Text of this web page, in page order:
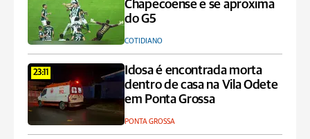
Chapecoense e se aproxima
do G5
COTIDIANO
23:11
Idosa é encontrada morta
dentro de casa na Vila Odete
em Ponta Grossa
PONTA GROSSA